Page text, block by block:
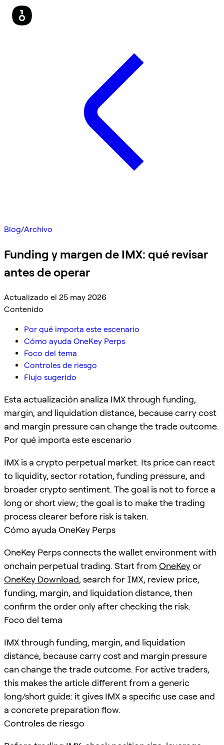
Blog/Archivo
Funding y margen de IMX: qué revisar
antes de operar
Actualizado el 25 may 2026
Contenido
Por qué importa este escenario
Cómo ayuda OneKey Perps
Foco del tema
Controles de riesgo
Flujo sugerido
Esta actualización analiza IMX through funding,
margin, and liquidation distance, because carry cost
and margin pressure can change the trade outcome.
Por qué importa este escenario
IMX is a crypto perpetual market. Its price can react
to liquidity, sector rotation, funding pressure, and
broader crypto sentiment. The goal is not to force a
long or short view; the goal is to make the trading
process clearer before risk is taken.
Cómo ayuda OneKey Perps
OneKey Perps connects the wallet environment with
onchain perpetual trading. Start from OneKeyor
OneKey Download, search for IMX, review price,
funding, margin, and liquidation distance, then
confirm the order only after checking the risk.
Foco del tema
IMX through funding, margin, and liquidation
distance, because carry cost and margin pressure
can change the trade outcome. For active traders,
this makes the article different from a generic
long/short guide: it gives IMX a specific use case and
a concrete preparation flow.
Controles de riesgo